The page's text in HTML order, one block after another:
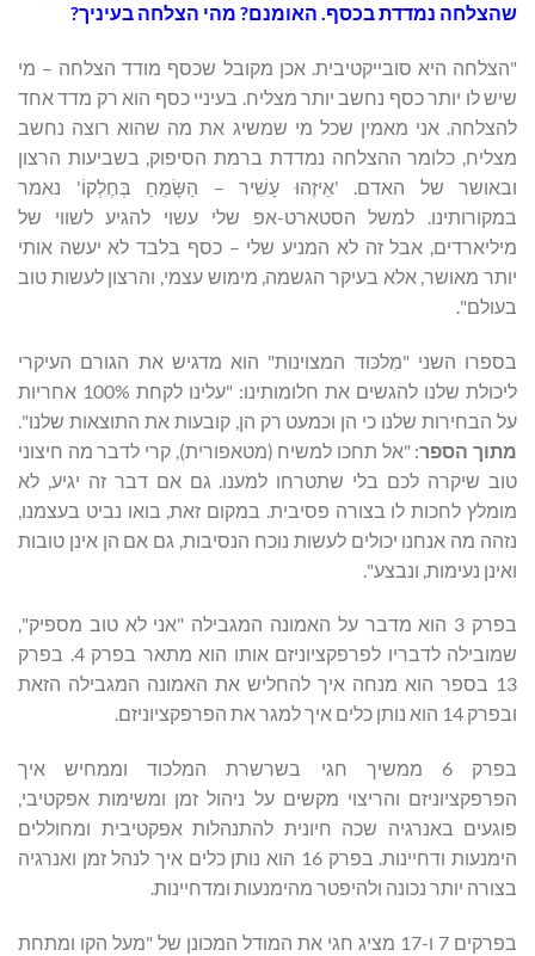
שהצלחה נמדדת בכסף. האומנם? מהי הצלחה בעיניך?
"הצלחה היא סובייקטיבית. אכן מקובל שכסף מודד הצלחה – מי
שיש לו יותר כסף נחשב יותר מצליח. בעיניי כסף הוא רק מדד אחד
להצלחה. אני מאמין שכל מי שמשיג את מה שהוא רוצה נחשב
מצליח, כלומר ההצלחה נמדדת ברמת הסיפוק, בשביעות הרצון
ובאושר של האדם. 'אֵיזֶהוּ עָשִׁיר – הַשָּׂמֵחַ בְּחֶלְקוֹ' נאמר
במקורותינו. למשל הסטארט-אפ שלי עשוי להגיע לשווי של
מיליארדים, אבל זה לא המניע שלי – כסף בלבד לא יעשה אותי
יותר מאושר, אלא בעיקר הגשמה, מימוש עצמי, והרצון לעשות טוב
בעולם".
בספרו השני "מִלכּוד המצוינות" הוא מדגיש את הגורם העיקרי
ליכולת שלנו להגשים את חלומותינו: "עלינו לקחת 100% אחריות
על הבחירות שלנו כי הן וכמעט רק הן, קובעות את התוצאות שלנו".
מתוך הספר: "אל תחכו למשיח (מטאפורית), קרי לדבר מה חיצוני
טוב שיקרה לכם בלי שתטרחו למענו. גם אם דבר זה יגיע, לא
מומלץ לחכות לו בצורה פסיבית. במקום זאת, בואו נביט בעצמנו,
נזהה מה אנחנו יכולים לעשות נוכח הנסיבות, גם אם הן אינן טובות
ואינן נעימות, ונבצע".
בפרק 3 הוא מדבר על האמונה המגבילה "אני לא טוב מספיק",
שמובילה לדבריו לפרפקציוניזם אותו הוא מתאר בפרק 4. בפרק
13 בספר הוא מנחה איך להחליש את האמונה המגבילה הזאת
ובפרק 14 הוא נותן כלים איך למגר את הפרפקציוניזם.
בפרק 6 ממשיך חגי בשרשרת המלכוד וממחיש איך
הפרפקציוניזם והריצוי מקשים על ניהול זמן ומשימות אפקטיבי,
פוגעים באנרגיה שכה חיונית להתנהלות אפקטיבית ומחוללים
הימנעות ודחיינות. בפרק 16 הוא נותן כלים איך לנהל זמן ואנרגיה
בצורה יותר נכונה ולהיפטר מהימנעות ומדחיינות.
בפרקים 7 ו-17 מציג חגי את המודל המכונן של "מעל הקו ומתחת